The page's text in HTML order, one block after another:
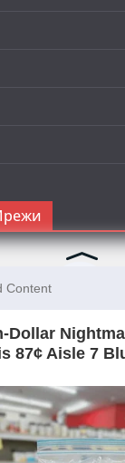
Фејсбук за да сте